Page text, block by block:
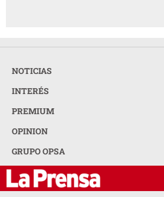
NOTICIAS
INTERÉS
PREMIUM
OPINION
GRUPO OPSA